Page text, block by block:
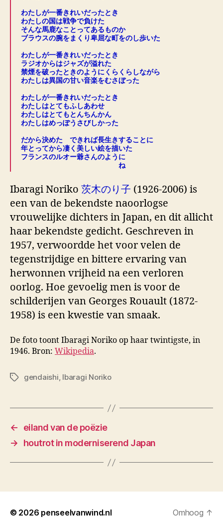
わたしが一番きれいだったとき
わたしの国は戦争で負けた
そんな馬鹿なことってあるものか
ブラウスの腕をまくり卑屈な町をのし歩いた
わたしが一番きれいだったとき
ラジオからはジャズが溢れた
禁煙を破ったときのようにくらくらしながら
わたしは異国の甘い音楽をむさぼった
わたしが一番きれいだったとき
わたしはとてもふしあわせ
わたしはとてもとんちんかん
わたしはめっぽうさびしかった
だから決めた できれば長生きすることに
年とってから凄く美しい絵を描いた
フランスのルオー爺さんのように
ね
Ibaragi Noriko 茨木のり子 (1926-2006) is
een van de bekendste naoorlogse
vrouwelijke dichters in Japan, en dit allicht
haar bekendste gedicht. Geschreven in
1957, verwoordde het voor velen de
tegenstrijdige en bittere ervaring van
herwonnen vrijheid na een verloren
oorlog. Hoe gevoelig men is voor de
schilderijen van Georges Rouault (1872-
1958) is een kwestie van smaak.
De foto toont Ibaragi Noriko op haar twintigste, in
1946. Bron: Wikipedia.
Tagsgendaishi, Ibaragi Noriko
←
eiland van de poëzie
→
houtrot in moderniserend Japan
© 2026 penseelvanwind.nl Omhoog ↑